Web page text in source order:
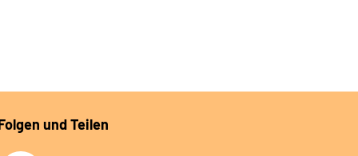
und Teilen